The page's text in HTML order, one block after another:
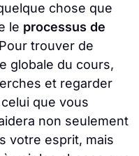
chose que
le processus de
trouver de
globale du cours,
et regarder
que vous
non seulement
votre esprit, mais